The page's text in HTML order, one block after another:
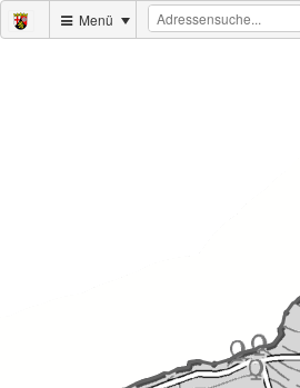
Menü